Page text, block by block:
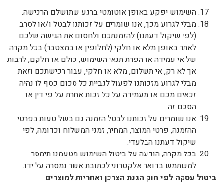
השימוש יפקע באופן אוטומטי ברגע שתושלם הרכישה.
מבלי לגרוע מכך, אנו שומרים על זכותנו לבטל ו/או לסרב
(לפי שיקול דעתנו) להזמנתכם ולחסום את הגישה שלכם
לאתר באופן מלא או חלקי (לחלופין או במצטבר) בכל מקרה
של אי עמידה או הפרת תנאי השימוש, כולם או חלקם, לרבות
אך לא רק, אי תשלום, מלא או חלקי, עבור רכישתכם וזאת
מבלי לגרוע מזכותנו לפעול לגביית כל סכום כסף לו נהיה
זכאים מכם או מעמידה על כל זכות אחרת על פי דין או
הסכם זה.
אנו שומרים על זכותנו לבטל הזמנה גם בשל טעות בפרטי
ההזמנה, פרטי המוצר, המחיר, זמני המשלוח וכדומה, לפי
שיקול דעתנו הבלעדי.
בכל מקרה, הודעה על ביטול השימוש מטעמנו תימסר
למשתמש בדואר אלקטרוני לכתובת אשר נמסרה על ידו.
ביטול עסקה לפי חוק הגנת הצרכן ואחריות למוצרים